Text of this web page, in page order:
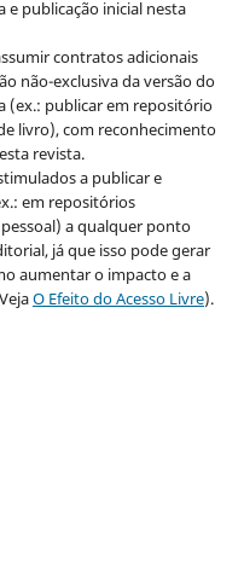
publicação inicial nesta
contratos adicionais
não-exclusiva da versão do
(ex.: publicar em repositório
livro), com reconhecimento
revista.
a publicar e
em repositórios
a qualquer ponto
já que isso pode gerar
aumentar o impacto e a
O Efeito do Acesso Livre).